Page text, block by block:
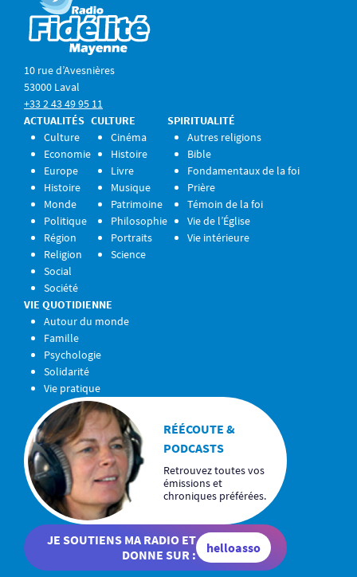
10 rue d’Avesnières
53000 Laval
+33 2 43 49 95 11
ACTUALITÉS
Culture
Economie
Europe
Histoire
Monde
Politique
Région
Religion
Social
Société
CULTURE
Cinéma
Histoire
Livre
Musique
Patrimoine
Philosophie
Portraits
Science
SPIRITUALITÉ
Autres religions
Bible
Fondamentaux de la foi
Prière
Témoin de la foi
Vie de l’Église
Vie intérieure
VIE QUOTIDIENNE
Autour du monde
Famille
Psychologie
Solidarité
Vie pratique
RÉÉCOUTE &
PODCASTS
Retrouvez toutes vos
émissions et
chroniques préférées.
JE SOUTIENS MA RADIO ET
DONNE SUR :
helloasso